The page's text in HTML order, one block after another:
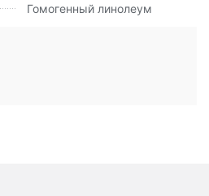
Гомогенный линолеум